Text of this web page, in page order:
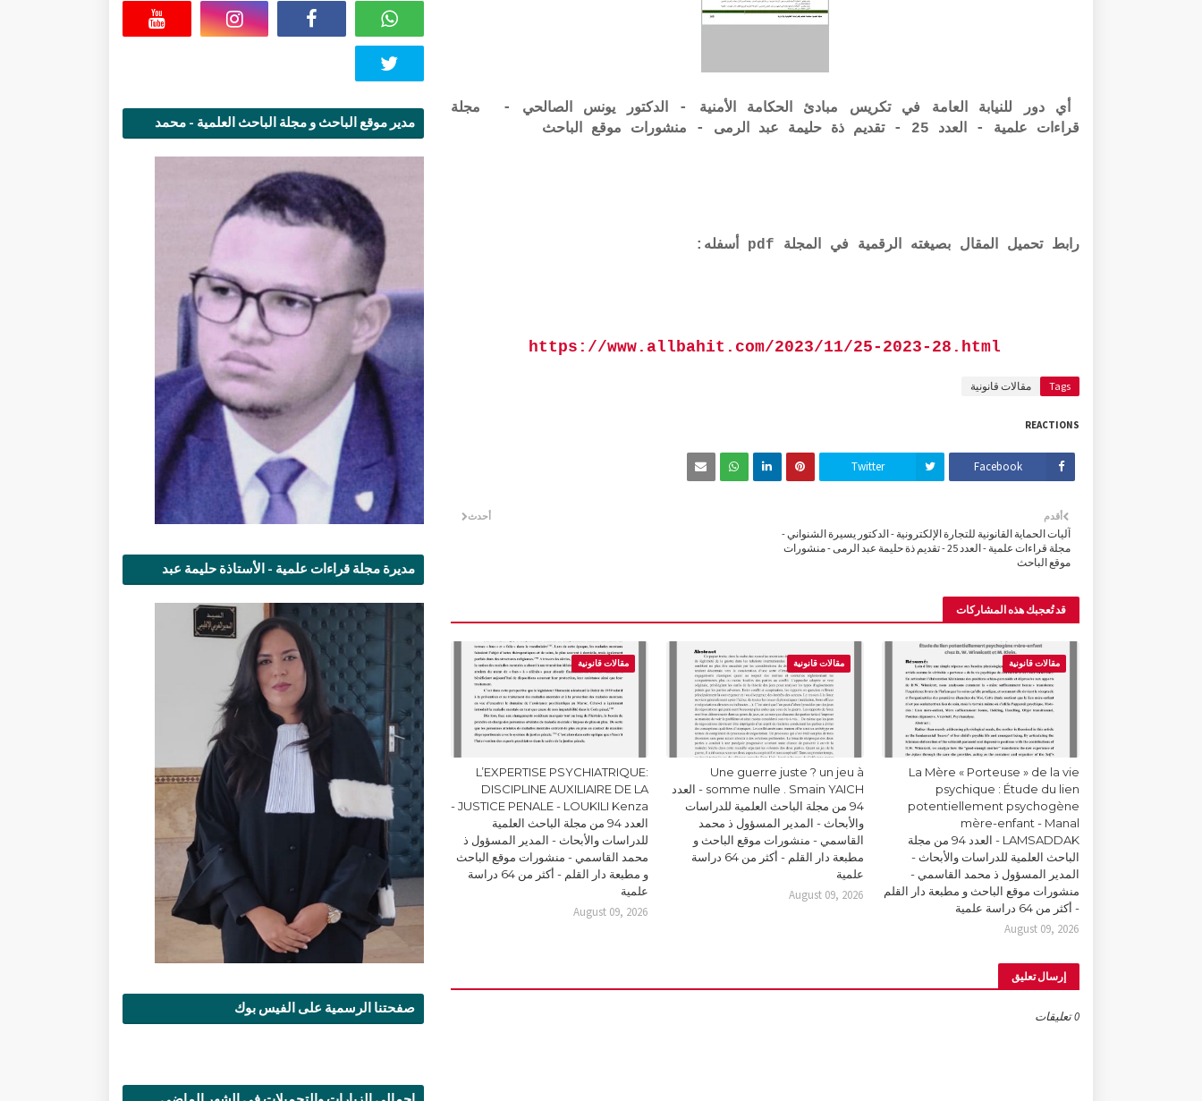
أي دور للنيابة العامة في تكريس مبادئ الحكامة الأمنية - الدكتور يونس الصالحي - مجلة
قراءات علمية - العدد 25 - تقديم ذة حليمة عبد الرمى - منشورات موقع الباحث
رابط تحميل المقال بصيغته الرقمية في المجلة pdf أسفله:
https://www.allbahit.com/2023/11/25-2023-28.html
Tags مقالات قانونية
REACTIONS
Facebook
Twitter
أحدث أقدم
آليات الحماية القانونية للتجارة الإلكترونية - الدكتور يسيرة الشنواني -
مجلة قراءات علمية - العدد 25 - تقديم ذة حليمة عبد الرمى - منشورات
موقع الباحث
قد تُعجبك هذه المشاركات
مقالات قانونية
La Mère « Porteuse » de la vie
psychique : Étude du lien
potentiellement psychogène
mère-enfant - Manal
LAMSADDAK - العدد 94 من مجلة
الباحث العلمية للدراسات والأبحاث -
المدير المسؤول ذ محمد القاسمي -
منشورات موقع الباحث و مطبعة دار القلم
- أكثر من 64 دراسة علمية
August 09, 2026
مقالات قانونية
Une guerre juste ? un jeu à
somme nulle . Smain YAICH - العدد
94 من مجلة الباحث العلمية للدراسات
والأبحاث - المدير المسؤول ذ محمد
القاسمي - منشورات موقع الباحث و
مطبعة دار القلم - أكثر من 64 دراسة
علمية
August 09, 2026
مقالات قانونية
L’EXPERTISE PSYCHIATRIQUE:
DISCIPLINE AUXILIAIRE DE LA
JUSTICE PENALE - LOUKILI Kenza -
العدد 94 من مجلة الباحث العلمية
للدراسات والأبحاث - المدير المسؤول ذ
محمد القاسمي - منشورات موقع الباحث
و مطبعة دار القلم - أكثر من 64 دراسة
علمية
August 09, 2026
إرسال تعليق
0 تعليقات
مدير موقع الباحث و مجلة الباحث العلمية - محمد
مديرة مجلة قراءات علمية - الأستاذة حليمة عبد
صفحتنا الرسمية على الفيس بوك